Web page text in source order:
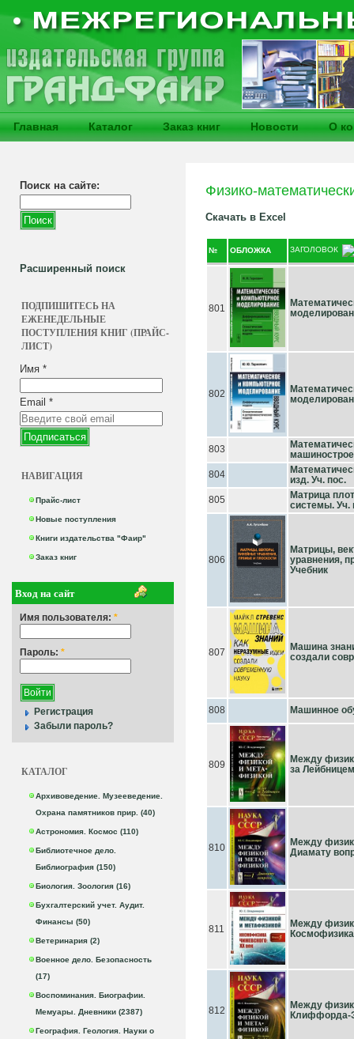
Главная Каталог Заказ книг Новости О
Поиск на сайте:
Расширенный поиск
ПОДПИШИТЕСЬ НА
ЕЖЕНЕДЕЛЬНЫЕ
ПОСТУПЛЕНИЯ КНИГ (ПРАЙС-
ЛИСТ)
Имя *
Email *
НАВИГАЦИЯ
Прайс-лист
Новые поступления
Книги издательства "Фаир"
Заказ книг
Вход на сайт
Имя пользователя: *
Пароль: *
Регистрация
Забыли пароль?
КАТАЛОГ
Архивоведение. Музееведение.
Охрана памятников прир. (40)
Астрономия. Космос (110)
Библиотечное дело.
Библиография (150)
Биология. Зоология (16)
Бухгалтерский учет. Аудит.
Финансы (50)
Ветеринария (2)
Военное дело. Безопасность
(17)
Воспоминания. Биографии.
Мемуары. Дневники (2387)
География. Геология. Науки о
Физико-
Скачать в Excel
№ ОБЛОЖКА ЗАГОЛОВОК
801
802
803
804
изд. Уч. пос.
805
Матрица
системы. Уч.
806
Матрицы,
уравнения,
Учебник
807
Машина
создали
808 Машинное
809
Между
за
810
Между
Диамату
811
Между
812
Между
Клиффорда-